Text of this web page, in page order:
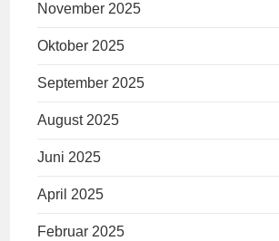
November 2025
Oktober 2025
September 2025
August 2025
Juni 2025
April 2025
Februar 2025